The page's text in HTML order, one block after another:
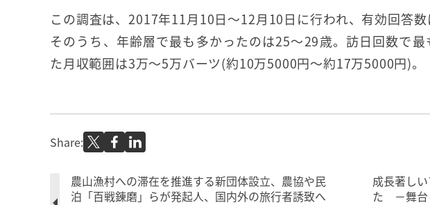
この調査は、2017年11月10日〜12月10日に行われ、有効回答
そのうち、年齢層で最も多かったのは25〜29歳。訪日回数で
た月収範囲は3万〜5万バーツ(約10万5000円〜約17万5000円)。
Share:
農山漁村への滞在を推進する新団体設立、農協や民
泊「百戦錬磨」らが発起人、国内外の旅行者誘致へ
成長著し
た －舞台